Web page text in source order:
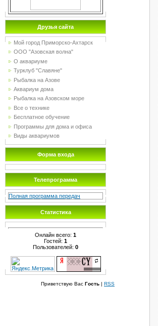
Друзья сайта
Мой город Приморско-Ахтарск
ООО "Азовская волна"
О аквариуме
Турклуб "Славяне"
Рыбалка на Азове
Аквариум дома
Рыбалка на Азовском море
Все о технике
Бесплатное обучение
Программы для дома и офиса
Виды аквариумов
Форма входа
Телепрограмма
Полная программа передач
Статистика
Онлайн всего: 1
Гостей: 1
Пользователей: 0
Приветствую Вас Гость | RSS